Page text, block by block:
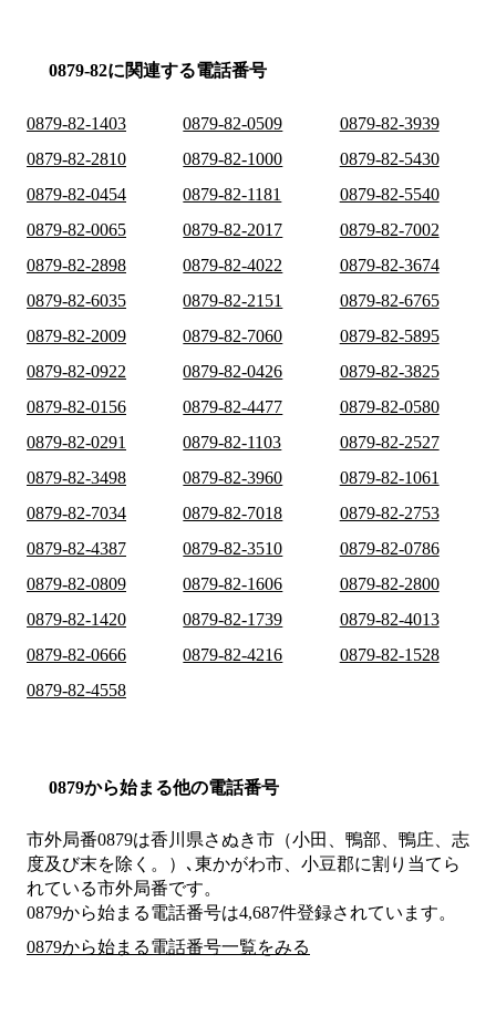
0879-82に関連する電話番号
0879-82-1403 0879-82-0509
0879-82-3939
0879-82-2810
0879-82-1000
0879-82-5430
0879-82-0454
0879-82-1181
0879-82-5540
0879-82-0065
0879-82-2017
0879-82-7002
0879-82-2898
0879-82-4022
0879-82-3674
0879-82-6035
0879-82-2151
0879-82-6765
0879-82-2009
0879-82-7060
0879-82-5895
0879-82-0922
0879-82-0426
0879-82-3825
0879-82-0156
0879-82-4477
0879-82-0580
0879-82-0291
0879-82-1103
0879-82-2527
0879-82-3498
0879-82-3960
0879-82-1061
0879-82-7034
0879-82-7018
0879-82-2753
0879-82-4387
0879-82-3510
0879-82-0786
0879-82-0809
0879-82-1606
0879-82-2800
0879-82-1420
0879-82-1739
0879-82-4013
0879-82-0666
0879-82-4216
0879-82-1528
0879-82-4558
0879から始まる他の電話番号
市外局番0879は香川県さぬき市（小田、鴨部、鴨庄、志
度及び末を除く。）､東かがわ市、小豆郡に割り当てら
れている市外局番です。
0879から始まる電話番号は4,687件登録されています。
0879から始まる電話番号一覧をみる